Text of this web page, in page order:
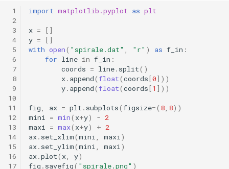
import matplotlib.pyplot as plt
x =
[]
y =
[]
with open( "spirale.dat" , "r" ) as f_in :
for line in f_in :
coords = line. split()
x. append(float(coords[0]))
y. append(float(coords[1 ]))
fig, ax = plt . subplots(figsize=( 8, 8))
mini = min( x+y) - 2
maxi = max( x+y) + 2
ax. set_xlim(mini, maxi)
ax. set_ylim(mini, maxi)
ax.plot( x, y)
fig . savefig( "spirale.png" )